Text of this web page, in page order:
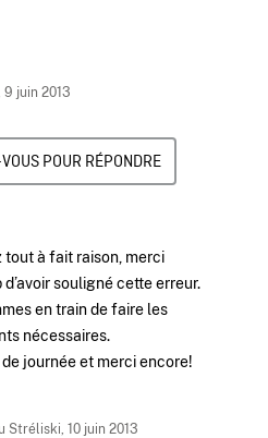
9 juin 2013
POUR RÉPONDRE
tout à fait raison, merci
d’avoir souligné cette erreur.
en train de faire les
nécessaires.
journée et merci encore!
Stréliski, 10 juin 2013